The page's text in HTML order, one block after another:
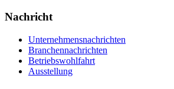
Nachricht
Unternehmensnachrichten
Branchennachrichten
Betriebswohlfahrt
Ausstellung